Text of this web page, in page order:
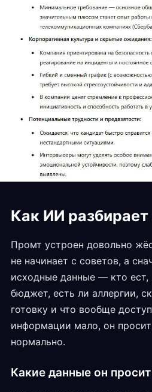
Как ИИ разбирает
Промт устроен довольно
не начинает с советов, а
исходные данные — кто ест,
бюджет, есть ли аллергии,
готовку и что вообще
информации мало, он
нормально.
Какие данные он